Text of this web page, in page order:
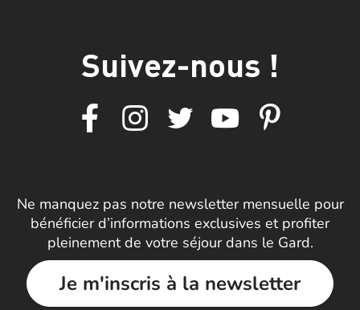
Suivez-nous !
Ne manquez pas notre newsletter mensuelle pour
bénéficier d’informations exclusives et profiter
pleinement de votre séjour dans le Gard.
Je m'inscris à la newsletter